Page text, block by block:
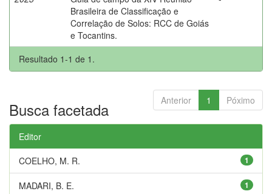
Brasileira de Classificação e
Correlação de Solos: RCC de Goiás
e Tocantins.
Resultado 1-1 de 1.
Anterior 1 Póximo
Busca facetada
Editor
1
COELHO, M. R.
1
MADARI, B. E.